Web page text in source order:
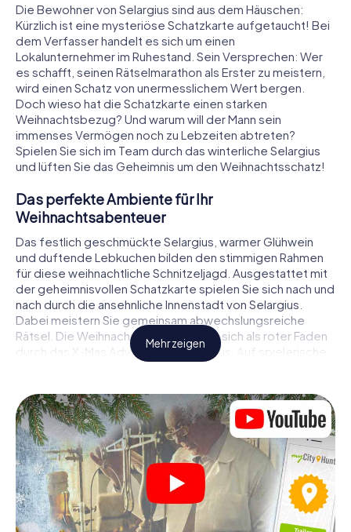
Die Bewohner von Selargius sind aus dem Häuschen:
Kürzlich ist eine mysteriöse Schatzkarte aufgetaucht! Bei
dem Verfasser handelt es sich um einen
Lokalunternehmer im Ruhestand. Sein Versprechen: Wer
es schafft, seinen Rätselmarathon als Erster zu meistern,
wird einen Schatz von unermesslichem Wert bergen.
Doch wieso hat die Schatzkarte einen starken
Weihnachtsbezug? Und warum will der Mann sein
immenses Vermögen noch zu Lebzeiten abtreten?
Spielen Sie sich im Team durch das winterliche Selargius
und lüften Sie das Geheimnis um den Weihnachtsschatz!
Das perfekte Ambiente für Ihr
Weihnachtsabenteuer
Das festlich geschmückte Selargius, warmer Glühwein
und duftende Lebkuchen bilden den stimmigen Rahmen
für diese weihnachtliche Schnitzeljagd. Ausgestattet mit
der geheimnisvollen Schatzkarte spielen Sie sich nach und
nach durch die ansehnliche Innenstadt von Selargius.
Dabei meistern Sie gemeinsam abwechslungsreiche
Rätsel. Die Weihnachtsthematik zieht sich als roter Faden
durch das X-Mas Adventure in Selargius. Auf spielerische
Weise erfahren Sie faszinierende Anekdoten rund um das
Hinweise richtig zu deuten und anderen Schatzsuchern
stets einen Schritt voraus zu sein?
Der Weihnachtsmarkt von Selargius als
Zwischenstopp
Stellen Sie ein kompetentes Team aus Freunden oder
Familienmitgliedern zusammen und begeben Sie sich
gemeinsam auf eine weihnachtliche Rätseltour durch
Mehr zeigen